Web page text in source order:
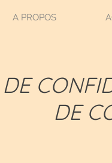
A PROPOS
DE